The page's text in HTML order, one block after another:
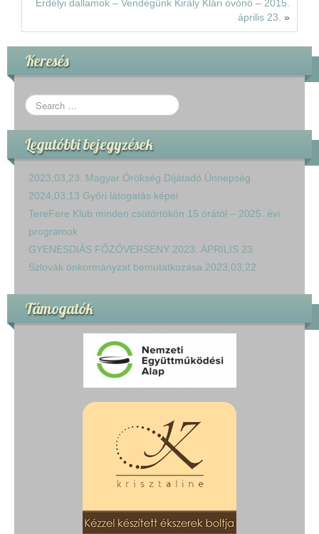
Erdélyi dallamok – Vendégünk Király Klári óvónő – 2015.
április 23. »
Keresés
Legutóbbi bejegyzések
2023,03,23. Magyar Örökség Díjátadó Ünnepség
2024,03,13 Győri látogatás képei
TereFere Klub minden csütörtökön 15 órától – 2025. évi
programok
GYENESDIÁS FŐZŐVERSENY 2023. ÁPRILIS 23.
Szlovák önkormányzat bemutatkozása 2023,03,22
Támogatók